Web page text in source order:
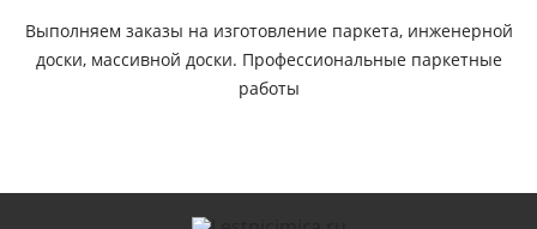
Выполняем заказы на изготовление паркета, инженерной
доски, массивной доски. Профессиональные паркетные
работы